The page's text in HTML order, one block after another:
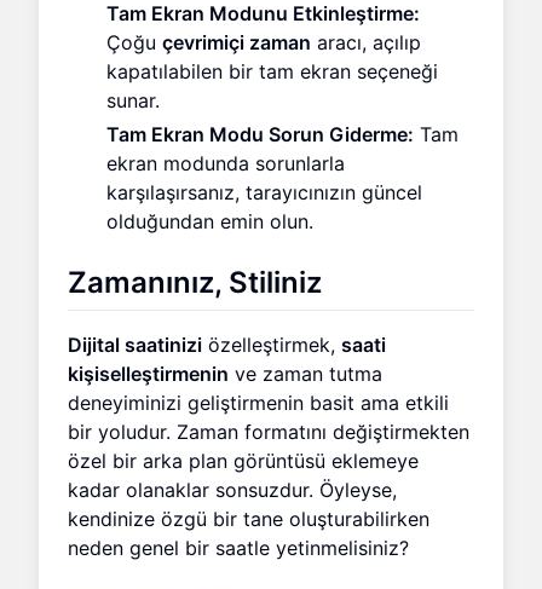
Tam Ekran Modunu Etkinleştirme:
Çoğu çevrimiçi zaman aracı, açılıp
kapatılabilen bir tam ekran seçeneği
sunar.
Tam Ekran Modu Sorun Giderme: Tam
ekran modunda sorunlarla
karşılaşırsanız, tarayıcınızın güncel
olduğundan emin olun.
Zamanınız, Stiliniz
Dijital saatinizi özelleştirmek, saati
kişiselleştirmenin ve zaman tutma
deneyiminizi geliştirmenin basit ama etkili
bir yoludur. Zaman formatını değiştirmekten
özel bir arka plan görüntüsü eklemeye
kadar olanaklar sonsuzdur. Öyleyse,
kendinize özgü bir tane oluşturabilirken
neden genel bir saatle yetinmelisiniz?